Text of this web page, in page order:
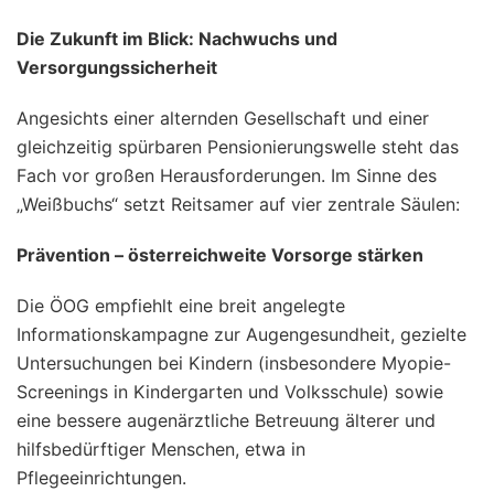
Die Zukunft im Blick: Nachwuchs und
Versorgungssicherheit
Angesichts einer alternden Gesellschaft und einer
gleichzeitig spürbaren Pensionierungswelle steht das
Fach vor großen Herausforderungen. Im Sinne des
„Weißbuchs“ setzt Reitsamer auf vier zentrale Säulen:
Prävention – österreichweite Vorsorge stärken
Die ÖOG empfiehlt eine breit angelegte
Informationskampagne zur Augengesundheit, gezielte
Untersuchungen bei Kindern (insbesondere Myopie-
Screenings in Kindergarten und Volksschule) sowie
eine bessere augenärztliche Betreuung älterer und
hilfsbedürftiger Menschen, etwa in
Pflegeeinrichtungen.